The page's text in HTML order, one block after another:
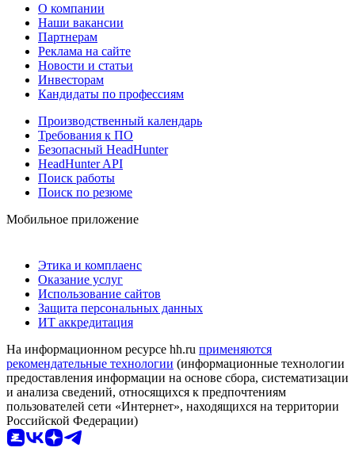
О компании
Наши вакансии
Партнерам
Реклама на сайте
Новости и статьи
Инвесторам
Кандидаты по профессиям
Производственный календарь
Требования к ПО
Безопасный HeadHunter
HeadHunter API
Поиск работы
Поиск по резюме
Мобильное приложение
Этика и комплаенс
Оказание услуг
Использование сайтов
Защита персональных данных
ИТ аккредитация
На информационном ресурсе hh.ru применяются
рекомендательные технологии (информационные технологии
предоставления информации на основе сбора, систематизации
и анализа сведений, относящихся к предпочтениям
пользователей сети «Интернет», находящихся на территории
Российской Федерации)